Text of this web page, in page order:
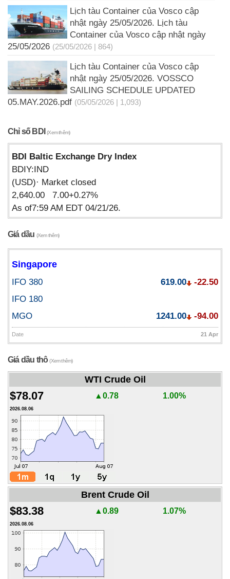
Lịch tàu Container của Vosco cập
nhật ngày 25/05/2026. Lịch tàu
Container của Vosco cập nhật ngày
25/05/2026 (25/05/2026 | 864)
Lịch tàu Container của Vosco cập
nhật ngày 25/05/2026. VOSSCO
SAILING SCHEDULE UPDATED
05.MAY.2026.pdf (05/05/2026 | 1,093)
Chỉ số BDI(Xem thêm)
BDI Baltic Exchange Dry Index
BDIY:IND
(USD)· Market closed
2,640.00 7.00+0.27%
As of7:59 AM EDT 04/21/26.
Giá dầu (Xem thêm)
Singapore
IFO 380 619.00
-22.50
IFO 180
MGO
1241.00 -94.00
Date 21 Apr
Giá dầu thô(Xem thêm)
WTI Crude Oil
$78.07 ▲0.78 1.00%
2026.08.06
Brent Crude Oil
$83.38 ▲0.89 1.07%
2026.08.06